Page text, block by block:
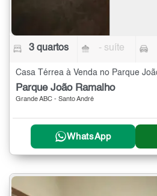
3 quartos - suíte
Parque João Ramalho
Grande ABC - Santo André
WhatsApp